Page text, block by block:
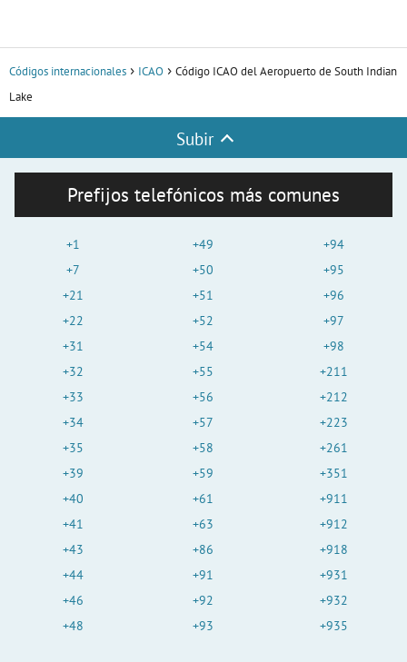
Códigos internacionales ICAO
Código ICAO del Aeropuerto de South Indian
Lake
Subir
Prefijos telefónicos más comunes
+1
+7
+21
+22
+31
+32
+33
+34
+35
+39
+40
+41
+43
+44
+46
+48
+49
+50
+51
+52
+54
+55
+56
+57
+58
+59
+61
+63
+86
+91
+92
+93
+94
+95
+96
+97
+98
+211
+212
+223
+261
+351
+911
+912
+918
+931
+932
+935